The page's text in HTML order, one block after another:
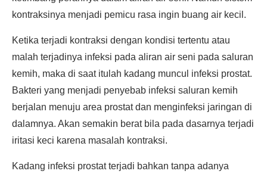
kontraksinya menjadi pemicu rasa ingin buang air kecil.
Ketika terjadi kontraksi dengan kondisi tertentu atau
malah terjadinya infeksi pada aliran air seni pada saluran
kemih, maka di saat itulah kadang muncul infeksi prostat.
Bakteri yang menjadi penyebab infeksi saluran kemih
berjalan menuju area prostat dan menginfeksi jaringan di
dalamnya. Akan semakin berat bila pada dasarnya terjadi
iritasi keci karena masalah kontraksi.
Kadang infeksi prostat terjadi bahkan tanpa adanya